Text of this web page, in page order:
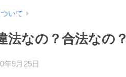
いて
法なの？合法なの？
年9月25日